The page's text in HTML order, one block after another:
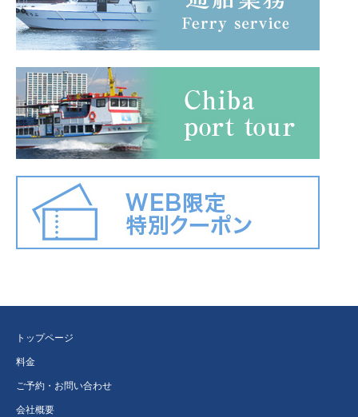
トップページ
料金
ご予約・お問い合わせ
会社概要